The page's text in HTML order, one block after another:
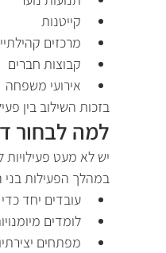
קייטנות
מרכזים
קבוצות חברים
אירועי משפחה
בזכות השילוב בין
למה לבחור
יש לא מעט
במהלך הפעילות בני
עובדים יחד
לומדים
מפתחים